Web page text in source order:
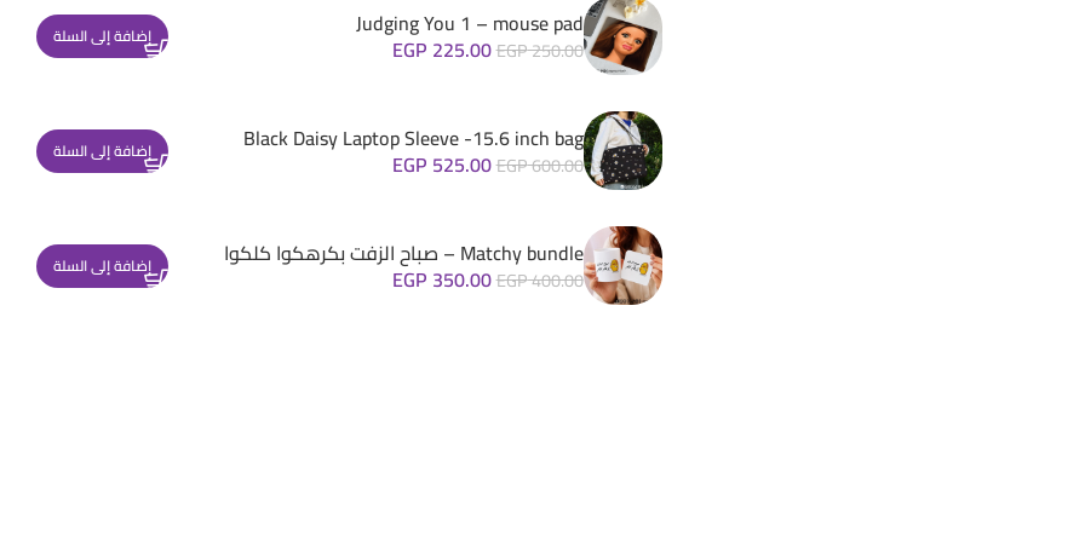
Judging You 1 – mouse pad
EGP250.00
EGP 225.00 إضافة إلى السلة
Black Daisy Laptop Sleeve -15.6 inch bag
EGP600.00
EGP 525.00 إضافة إلى السلة
Matchy bundle – صباح الزفت بكرهكوا كلكوا
EGP400.00
EGP 350.00 إضافة إلى السلة